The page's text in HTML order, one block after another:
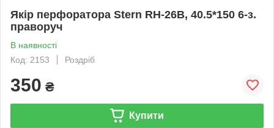
Якір перфоратора Stern RH-26B, 40.5*150 6-з.
праворуч
В наявності
Код: 2153
Роздріб
350 ₴
Купити